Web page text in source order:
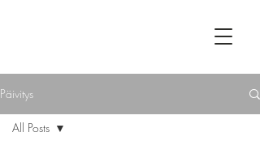
Päivitys
All Posts